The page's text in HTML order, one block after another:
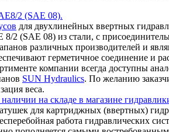
2 (SAE 08).
для двухлинейных ввертных
2 (SAE 08) из стали, с
различных производителей и
герметичное соединение и
компании всегда доступны
SUN Hydraulics. По желанию
веса.
на складе в магазине
для картриджных (ввертных)
работа гидравлических